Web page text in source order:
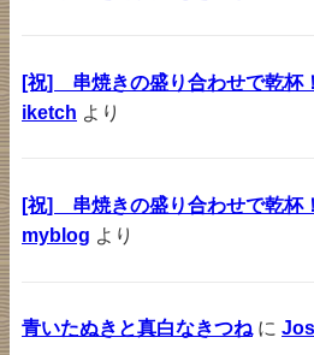
[祝] 串焼きの盛り合わせで乾杯
iketch より
[祝] 串焼きの盛り合わせで乾杯
myblog より
青いたぬきと真白なきつね に